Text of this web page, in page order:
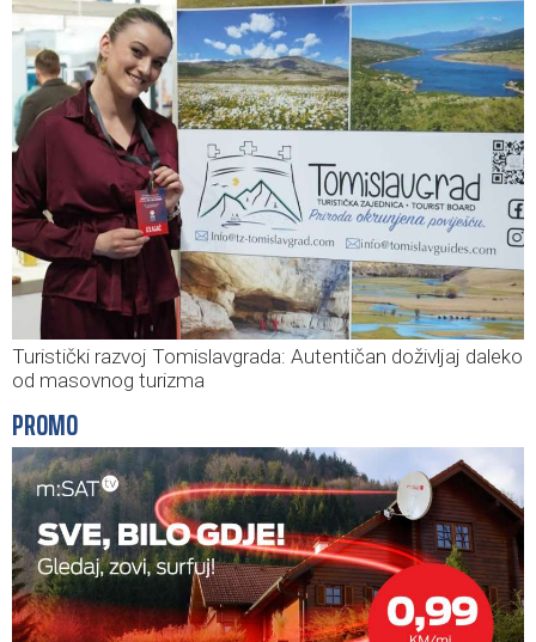
Turistički razvoj Tomislavgrada: Autentičan doživljaj daleko
od masovnog turizma
PROMO